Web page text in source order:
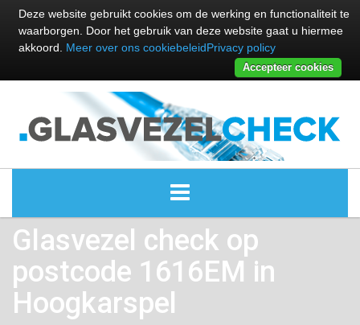
ALLE GLASVEZEL PROVIDERS
GLASVEZEL PROVIDERS
KABEL INTERNET PROVIDERS
Glasvezel check op
postcode 1616EM in
Hoogkarspel
Deze website gebruikt cookies om de werking en functionaliteit te
waarborgen. Door het gebruik van deze website gaat u hiermee
akkoord. Meer over ons cookiebeleidPrivacy policy
Accepteer cookies